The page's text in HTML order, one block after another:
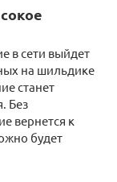
в сети выйдет
на шильдике
станет
Без
вернется к
будет